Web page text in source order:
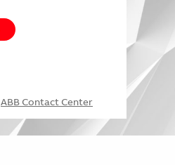
ABB Contact Center